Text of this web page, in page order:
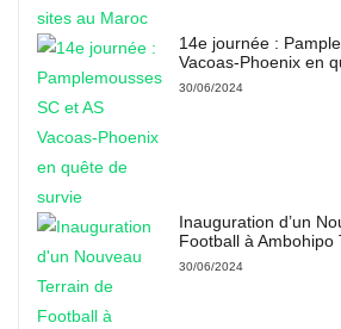
14e journée :
Vacoas-Phoenix en
30/06/2024
Inauguration d’un
Football à Ambohipo
30/06/2024